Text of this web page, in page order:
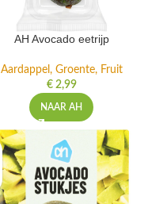
AH Avocado eetrijp
Aardappel, Groente, Fruit
€2,99
NAAR AH